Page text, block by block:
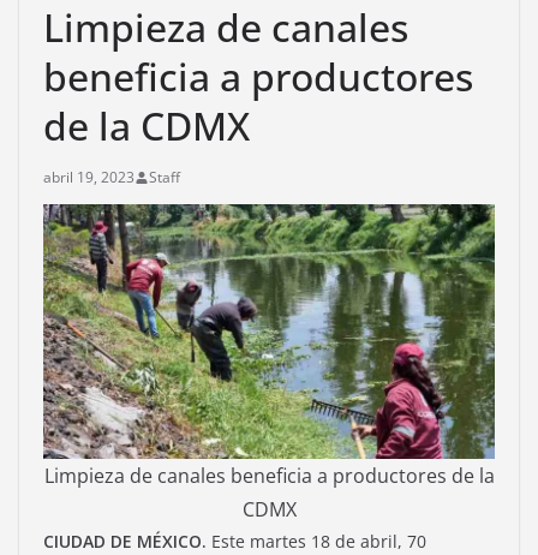
Limpieza de canales
beneficia a productores
de la CDMX
abril 19, 2023 Staff
Limpieza de canales beneficia a productores de la
CDMX
CIUDAD DE MÉXICO. Este martes 18 de abril, 70